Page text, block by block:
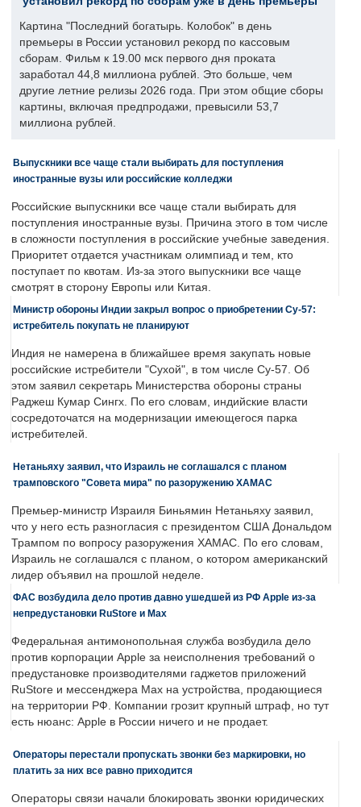
Картина "Последний богатырь. Колобок" в день
премьеры в России установил рекорд по кассовым
сборам. Фильм к 19.00 мск первого дня проката
заработал 44,8 миллиона рублей. Это больше, чем
другие летние релизы 2026 года. При этом общие сборы
картины, включая предпродажи, превысили 53,7
миллиона рублей.
Выпускники все чаще стали выбирать для поступления
иностранные вузы или российские колледжи
Российские выпускники все чаще стали выбирать для
поступления иностранные вузы. Причина этого в том числе
в сложности поступления в российские учебные заведения.
Приоритет отдается участникам олимпиад и тем, кто
поступает по квотам. Из-за этого выпускники все чаще
смотрят в сторону Европы или Китая.
Министр обороны Индии закрыл вопрос о приобретении Су-57:
истребитель покупать не планируют
Индия не намерена в ближайшее время закупать новые
российские истребители "Сухой", в том числе Су-57. Об
этом заявил секретарь Министерства обороны страны
Раджеш Кумар Сингх. По его словам, индийские власти
сосредоточатся на модернизации имеющегося парка
истребителей.
Нетаньяху заявил, что Израиль не соглашался с планом
трамповского "Совета мира" по разоружению ХАМАС
Премьер-министр Израиля Биньямин Нетаньяху заявил,
что у него есть разногласия с президентом США Дональдом
Трампом по вопросу разоружения ХАМАС. По его словам,
Израиль не соглашался с планом, о котором американский
лидер объявил на прошлой неделе.
ФАС возбудила дело против давно ушедшей из РФ Apple из-за
непредустановки RuStore и Max
Федеральная антимонопольная служба возбудила дело
против корпорации Apple за неисполнения требований о
предустановке производителями гаджетов приложений
RuStore и мессенджера Max на устройства, продающиеся
на территории РФ. Компании грозит крупный штраф, но тут
есть нюанс: Apple в России ничего и не продает.
Операторы перестали пропускать звонки без маркировки, но
платить за них все равно приходится
Операторы связи начали блокировать звонки юридических